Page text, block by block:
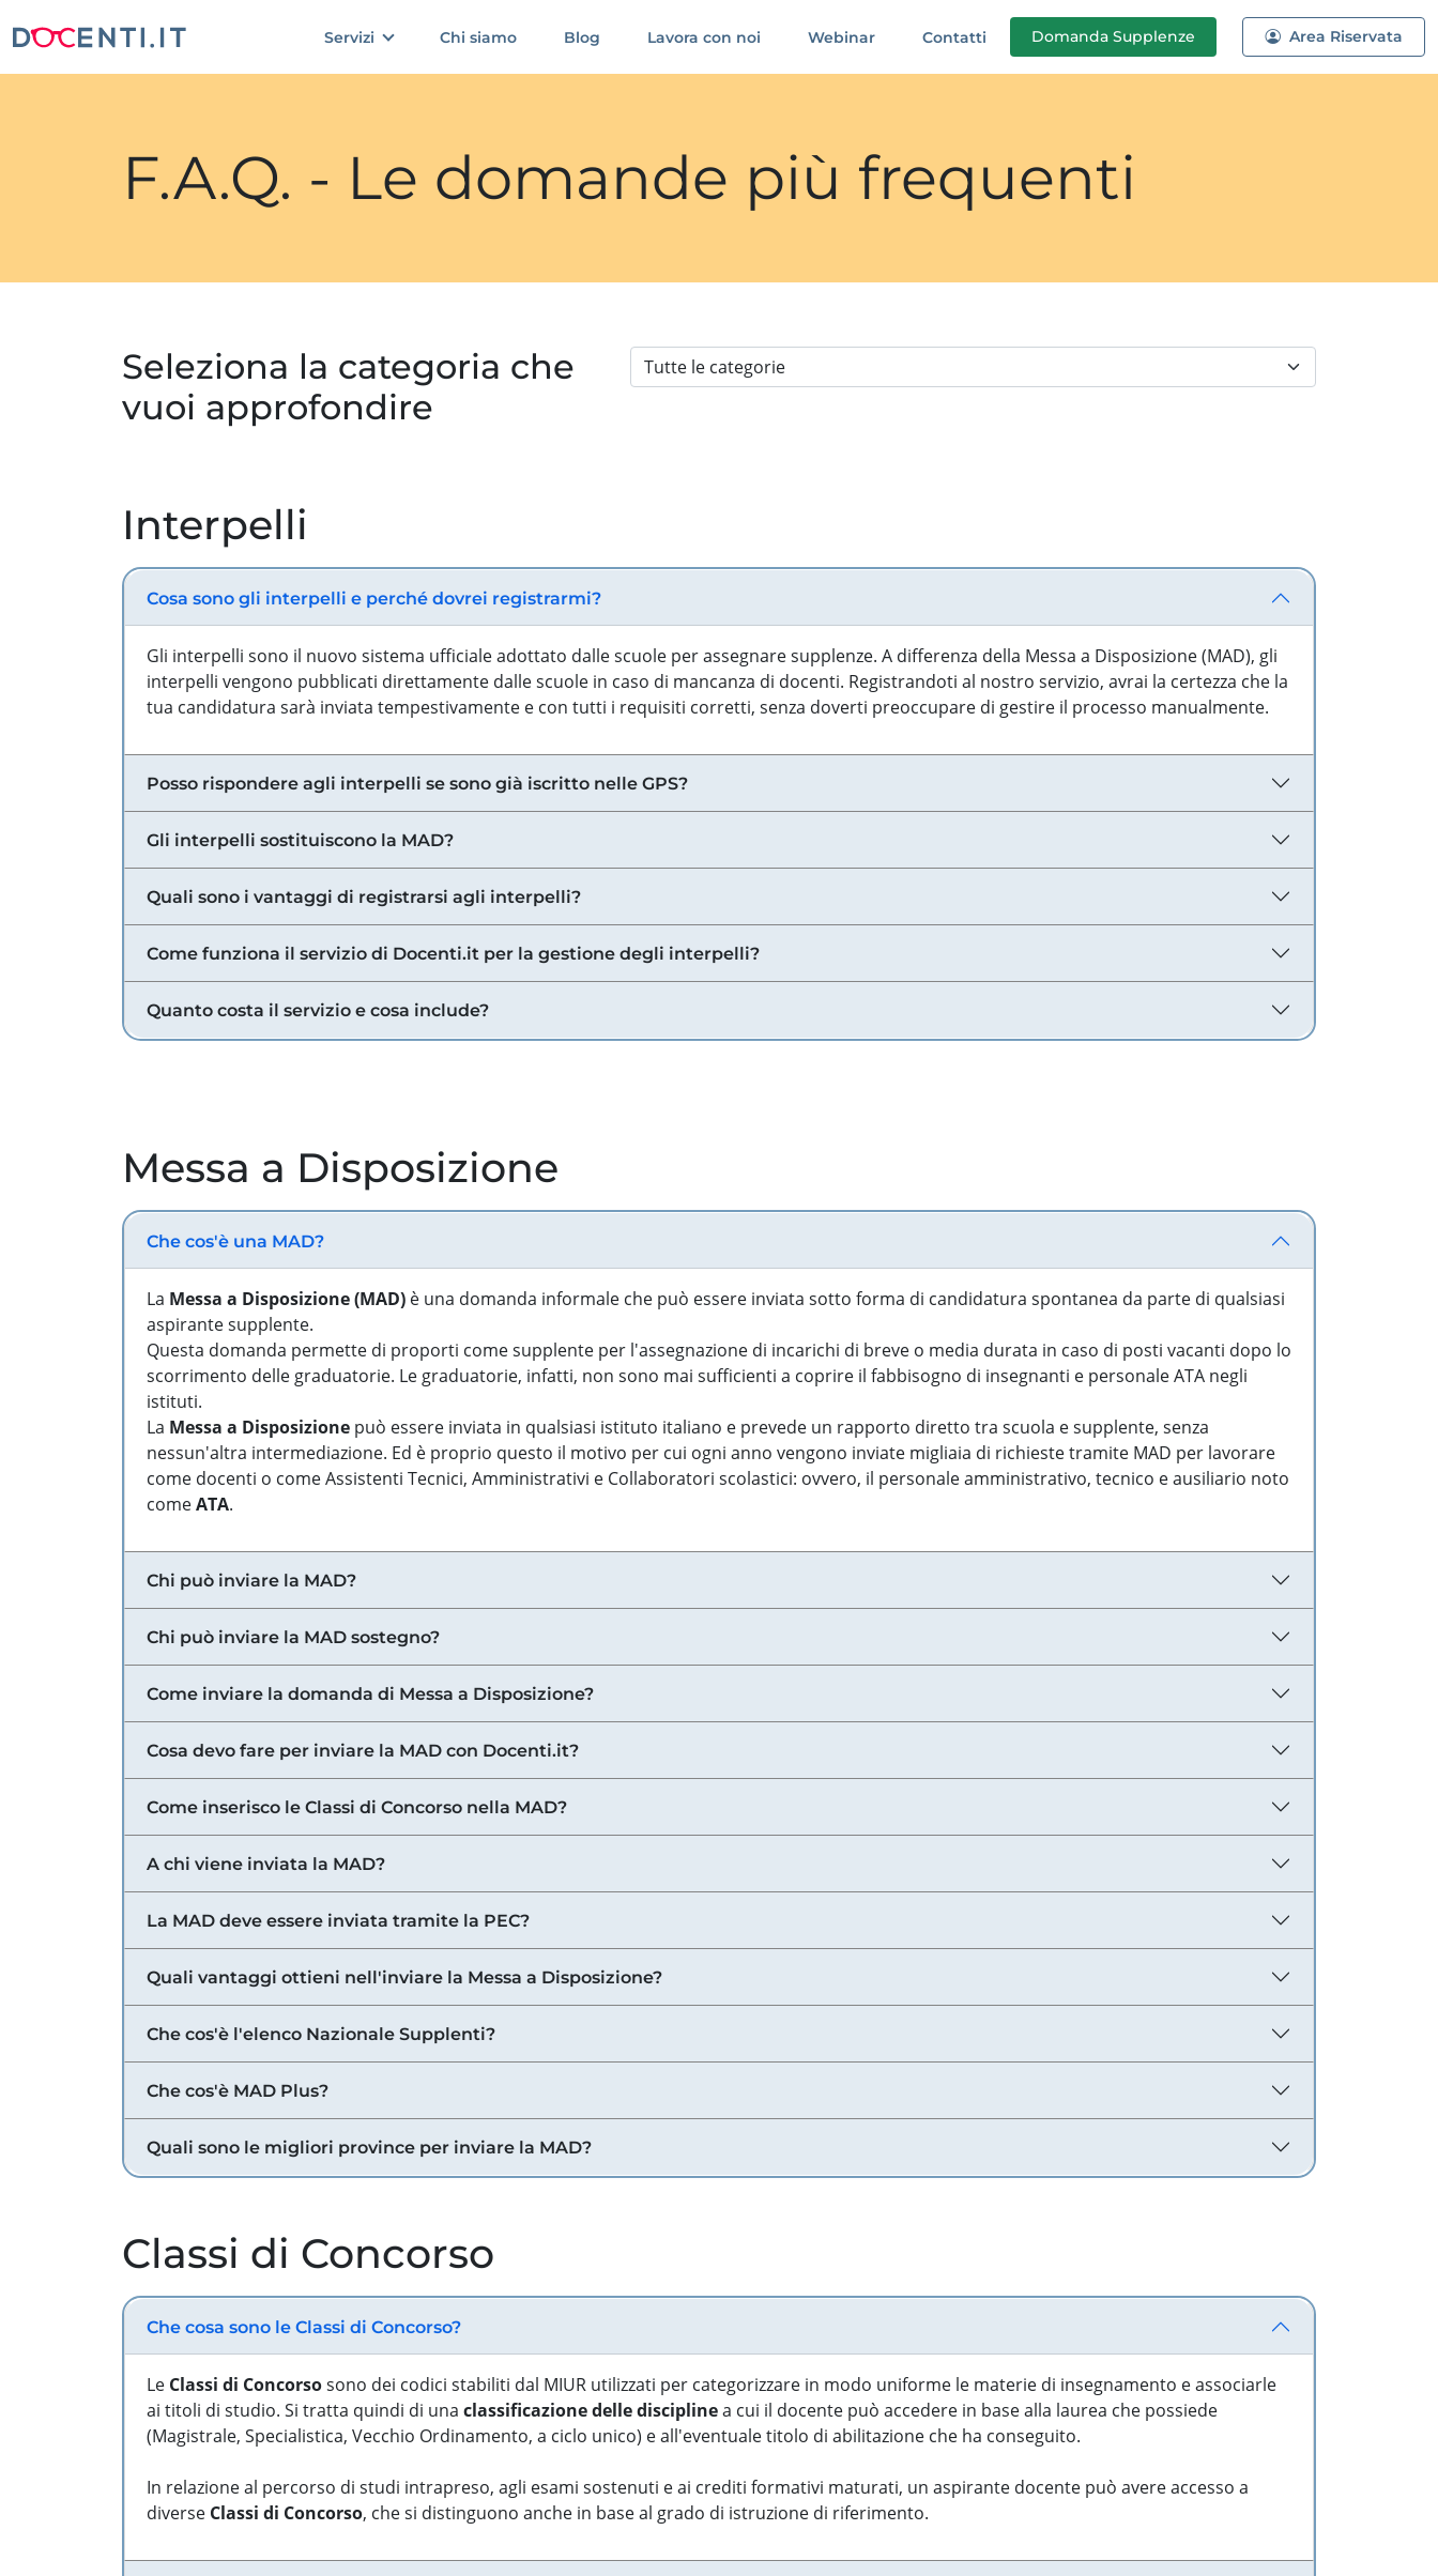
Servizi Chi siamo Blog Lavora con noi Webinar Contatti Domanda Supplenze Area Riservata
F.A.Q. - Le domande più frequenti
Seleziona la categoria che
vuoi approfondire
Interpelli
Cosa sono gli interpelli e perché dovrei registrarmi?
Gli interpelli sono il nuovo sistema ufficiale adottato dalle scuole per assegnare supplenze. A differenza della Messa a Disposizione (MAD), gli
interpelli vengono pubblicati direttamente dalle scuole in caso di mancanza di docenti. Registrandoti al nostro servizio, avrai la certezza che la
tua candidatura sarà inviata tempestivamente e con tutti i requisiti corretti, senza doverti preoccupare di gestire il processo manualmente.
Posso rispondere agli interpelli se sono già iscritto nelle GPS?
Gli interpelli sostituiscono la MAD?
Quali sono i vantaggi di registrarsi agli interpelli?
Come funziona il servizio di Docenti.it per la gestione degli interpelli?
Quanto costa il servizio e cosa include?
Messa a Disposizione
Che cos'è una MAD?
La Messa a Disposizione (MAD) è una domanda informale che può essere inviata sotto forma di candidatura spontanea da parte di qualsiasi
aspirante supplente.
Questa domanda permette di proporti come supplente per l'assegnazione di incarichi di breve o media durata in caso di posti vacanti dopo lo
scorrimento delle graduatorie. Le graduatorie, infatti, non sono mai sufficienti a coprire il fabbisogno di insegnanti e personale ATA negli
istituti.
La Messa a Disposizione può essere inviata in qualsiasi istituto italiano e prevede un rapporto diretto tra scuola e supplente, senza
nessun'altra intermediazione. Ed è proprio questo il motivo per cui ogni anno vengono inviate migliaia di richieste tramite MAD per lavorare
come docenti o come Assistenti Tecnici, Amministrativi e Collaboratori scolastici: ovvero, il personale amministrativo, tecnico e ausiliario noto
comeATA.
Chi può inviare la MAD?
Chi può inviare la MAD sostegno?
Come inviare la domanda di Messa a Disposizione?
Cosa devo fare per inviare la MAD con Docenti.it?
Come inserisco le Classi di Concorso nella MAD?
A chi viene inviata la MAD?
La MAD deve essere inviata tramite la PEC?
Quali vantaggi ottieni nell'inviare la Messa a Disposizione?
Che cos'è l'elenco Nazionale Supplenti?
Che cos'è MAD Plus?
Quali sono le migliori province per inviare la MAD?
Classi di Concorso
Che cosa sono le Classi di Concorso?
Le Classi di Concorsosono dei codici stabiliti dal MIUR utilizzati per categorizzare in modo uniforme le materie di insegnamento e associarle
ai titoli di studio. Si tratta quindi di una classificazione delle disciplinea cui il docente può accedere in base alla laurea che possiede
(Magistrale, Specialistica, Vecchio Ordinamento, a ciclo unico) e all'eventuale titolo di abilitazione che ha conseguito.
In relazione al percorso di studi intrapreso, agli esami sostenuti e ai crediti formativi maturati, un aspirante docente può avere accesso a
diverse Classi di Concorso, che si distinguono anche in base al grado di istruzione di riferimento.